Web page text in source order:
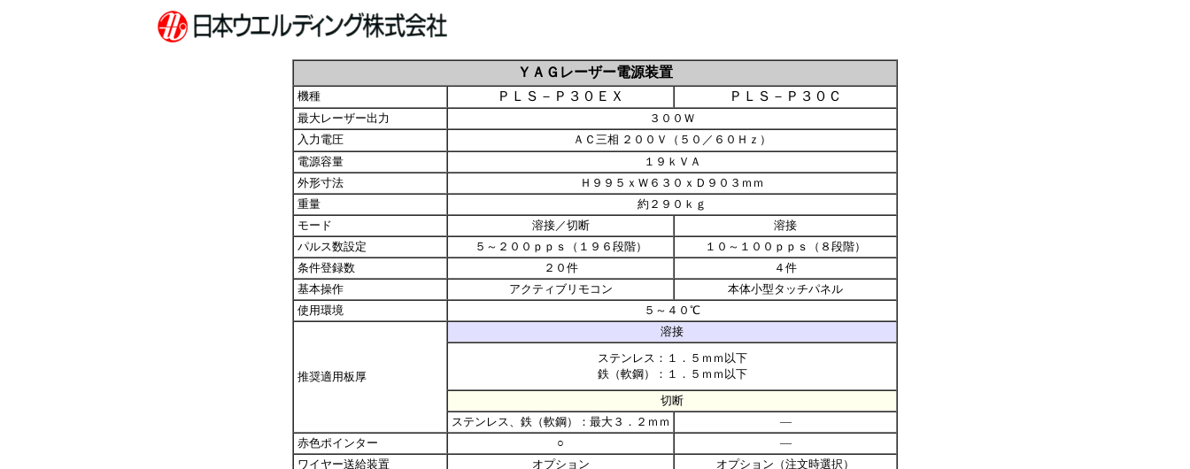
ＹＡＧレーザー電源装置
機種 ＰＬＳ－Ｐ３０ＥＸ ＰＬＳ－Ｐ３０Ｃ
最大レーザー出力
３００Ｗ
入力電圧
ＡＣ三相 ２００Ｖ（５０／６０Ｈｚ）
電源容量
１９ｋＶＡ
外形寸法
Ｈ９９５ｘＷ６３０ｘＤ９０３ｍｍ
重量
約２９０ｋｇ
モード
溶接／切断
溶接
パルス数設定
５～２００ｐｐｓ（１９６段階）
１０～１００ｐｐｓ（８段階）
条件登録数
２０件
４件
基本操作
アクティブリモコン
本体小型タッチパネル
使用環境
５～４０℃
推奨適用板厚
溶接
ステンレス：１．５ｍｍ以下
鉄（軟鋼）：１．５ｍｍ以下
切断
ステンレス、鉄（軟鋼）：最大３．２ｍｍ
―
赤色ポインター
○
―
ワイヤー送給装置
オプション
オプション（注文時選択）